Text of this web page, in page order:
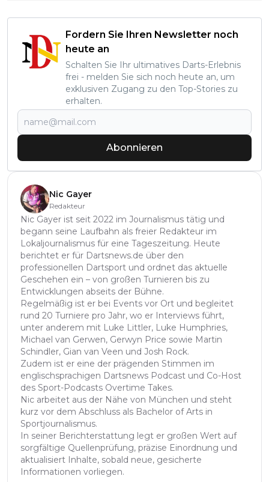
Fordern Sie Ihren Newsletter noch
heute an
Schalten Sie Ihr ultimatives Darts-Erlebnis
frei - melden Sie sich noch heute an, um
exklusiven Zugang zu den Top-Stories zu
erhalten.
Abonnieren
Nic Gayer
Redakteur
Nic Gayer ist seit 2022 im Journalismus tätig und
begann seine Laufbahn als freier Redakteur im
Lokaljournalismus für eine Tageszeitung. Heute
berichtet er für Dartsnews.de über den
professionellen Dartsport und ordnet das aktuelle
Geschehen ein – von großen Turnieren bis zu
Entwicklungen abseits der Bühne.
Regelmäßig ist er bei Events vor Ort und begleitet
rund 20 Turniere pro Jahr, wo er Interviews führt,
unter anderem mit Luke Littler, Luke Humphries,
Michael van Gerwen, Gerwyn Price sowie Martin
Schindler, Gian van Veen und Josh Rock.
Zudem ist er eine der prägenden Stimmen im
englischsprachigen Dartsnews Podcast und Co-Host
des Sport-Podcasts Overtime Takes.
Nic arbeitet aus der Nähe von München und steht
kurz vor dem Abschluss als Bachelor of Arts in
Sportjournalismus.
In seiner Berichterstattung legt er großen Wert auf
sorgfältige Quellenprüfung, präzise Einordnung und
aktualisiert Inhalte, sobald neue, gesicherte
Informationen vorliegen.